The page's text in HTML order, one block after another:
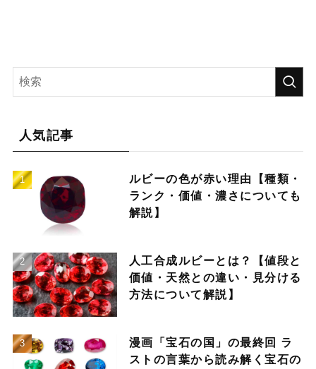
人気記事
ルビーの色が赤い理由【種類・
ランク・価値・濃さについても
解説】
人工合成ルビーとは？【値段と
価値・天然との違い・見分ける
方法について解説】
漫画「宝石の国」の最終回 ラ
ストの言葉から読み解く宝石の